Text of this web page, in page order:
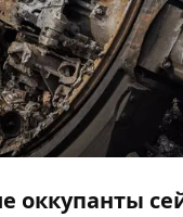
оккупанты